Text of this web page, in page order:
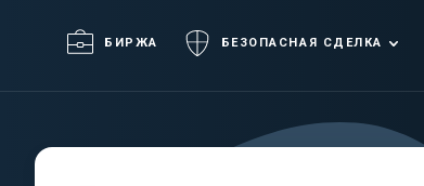
БИРЖА БЕЗОПАСНАЯ СДЕЛКА